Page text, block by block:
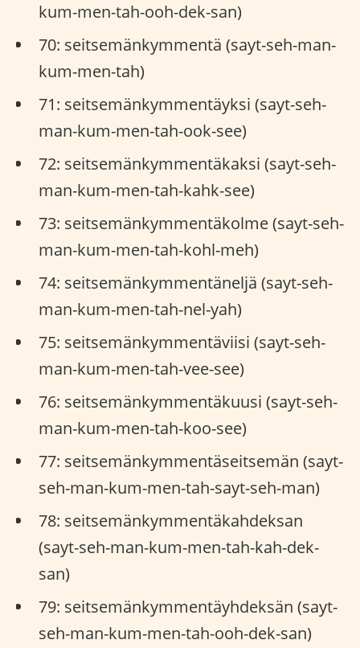
kum-men-tah-ooh-dek-san)
70: seitsemänkymmentä (sayt-seh-man-
kum-men-tah)
71: seitsemänkymmentäyksi (sayt-seh-
man-kum-men-tah-ook-see)
72: seitsemänkymmentäkaksi (sayt-seh-
man-kum-men-tah-kahk-see)
73: seitsemänkymmentäkolme (sayt-seh-
man-kum-men-tah-kohl-meh)
74: seitsemänkymmentäneljä (sayt-seh-
man-kum-men-tah-nel-yah)
75: seitsemänkymmentäviisi (sayt-seh-
man-kum-men-tah-vee-see)
76: seitsemänkymmentäkuusi (sayt-seh-
man-kum-men-tah-koo-see)
77: seitsemänkymmentäseitsemän (sayt-
seh-man-kum-men-tah-sayt-seh-man)
78: seitsemänkymmentäkahdeksan
(sayt-seh-man-kum-men-tah-kah-dek-
san)
79: seitsemänkymmentäyhdeksän (sayt-
seh-man-kum-men-tah-ooh-dek-san)